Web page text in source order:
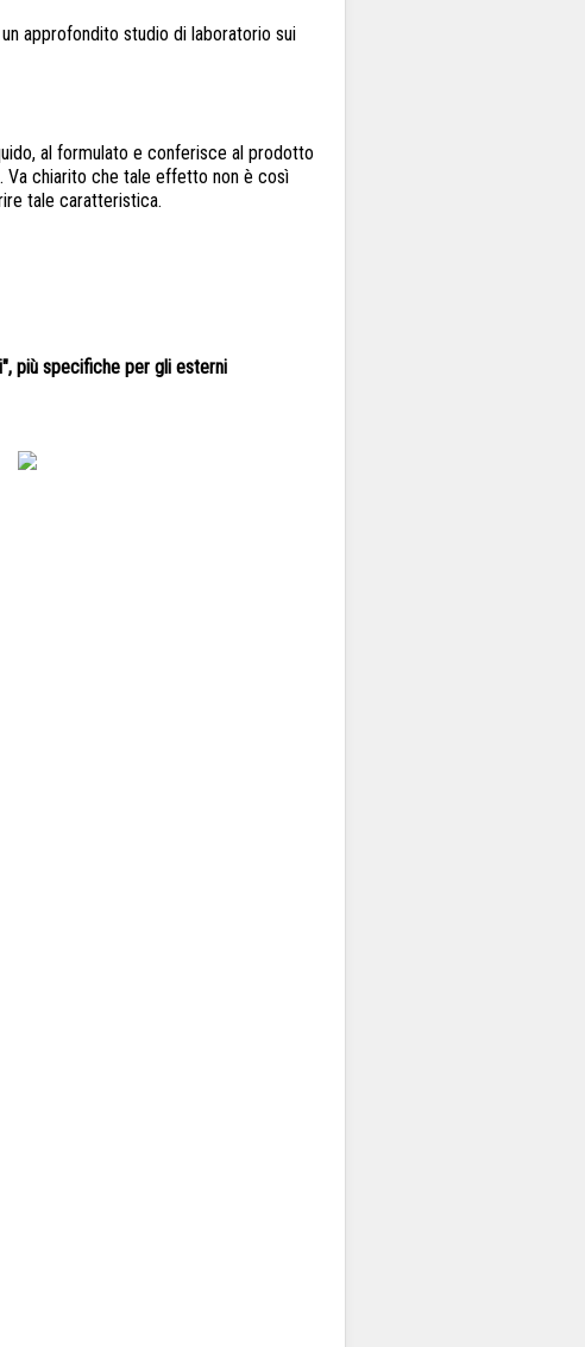
approfondito studio di laboratorio sui
al formulato e conferisce al prodotto
Va chiarito che tale effetto non è così
tale caratteristica.
più specifiche per gli esterni